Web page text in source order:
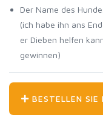
Der Name des
(ich habe ihn ans
er Dieben helfen
gewinnen)
BESTELLEN SIE